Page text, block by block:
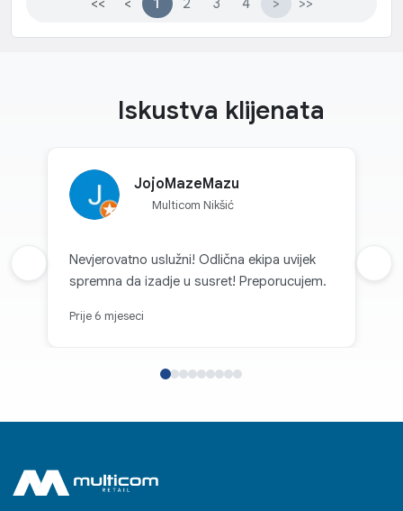
<< < 1 2 3 4 > >>
Iskustva klijenata
JojoMazeMazu
Multicom Nikšić
Nevjerovatno uslužni! Odlična ekipa uvijek
spremna da izadje u susret! Preporucujem.
Prije 6 mjeseci
Prethodna recenzija